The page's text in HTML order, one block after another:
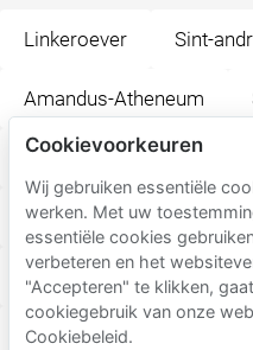
Linkeroever Sint-
Amandus-Atheneum
Oud-Berchem
Muggenberg - Arena
Menegem
Hertogvelden
Cookievoorkeuren
Wij gebruiken essentiële
werken. Met uw
essentiële cookies
verbeteren en het
"Accepteren" te klikken,
cookiegebruik van onze
Cookiebeleid.